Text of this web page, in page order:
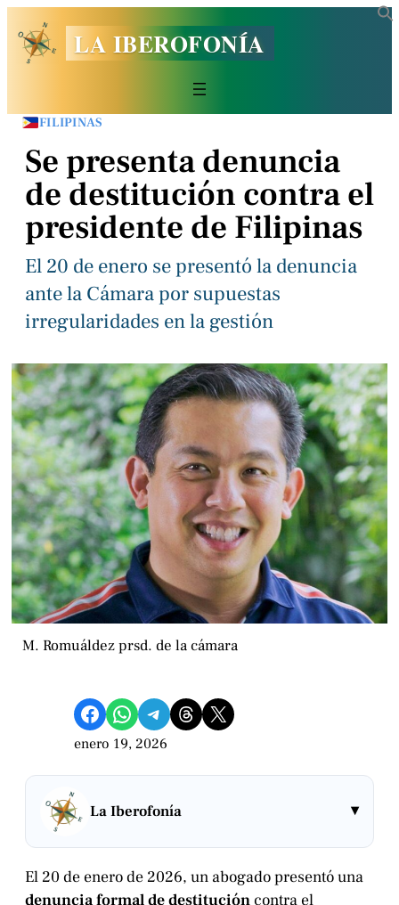
LA IBEROFONÍA
FILIPINAS
Se presenta denuncia
de destitución contra el
presidente de Filipinas
El 20 de enero se presentó la denuncia
ante la Cámara por supuestas
irregularidades en la gestión
M. Romuáldez prsd. de la cámara
Compartir en Facebook Compartir en WhatsApp Compartir en Telegram Share on Threads Compartir en X
enero 19, 2026
La Iberofonía ▾
El 20 de enero de 2026, un abogado presentó una
denuncia formal de destitución contra el